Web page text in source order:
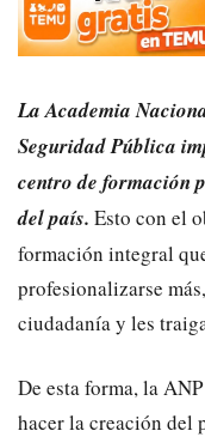
La Academia
Seguridad Pública
centro de formación
del país. Esto con el
formación integral
profesionalizarse
ciudadanía y les
De esta forma, la
hacer la creación del